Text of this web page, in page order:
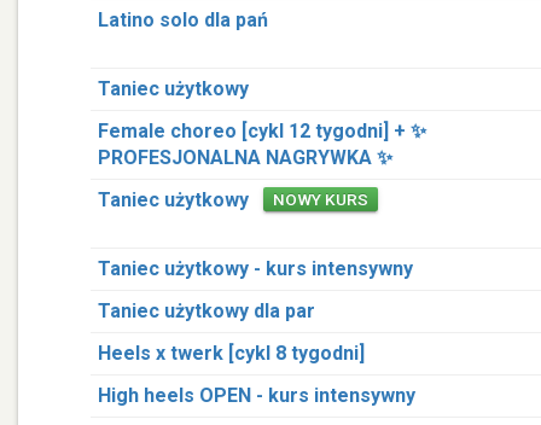
Latino solo dla pań
Taniec użytkowy
Female choreo [cykl 12 tygodni] + ✨
PROFESJONALNA NAGRYWKA ✨
Taniec użytkowy
NOWY KURS
Taniec użytkowy - kurs intensywny
Taniec użytkowy dla par
Heels x twerk [cykl 8 tygodni]
High heels OPEN - kurs intensywny